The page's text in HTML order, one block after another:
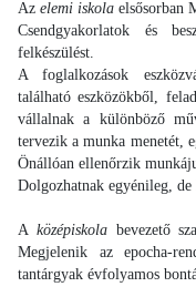
Az elemi iskola elsősorban
Csendgyakorlatok és
felkészülést.
A foglalkozások
található eszközökből,
vállalnak a különböző
tervezik a munka menetét,
Önállóan ellenőrzik
Dolgozhatnak egyénileg, de
A középiskolabevezető
Megjelenik az epocha-
tantárgyak évfolyamos